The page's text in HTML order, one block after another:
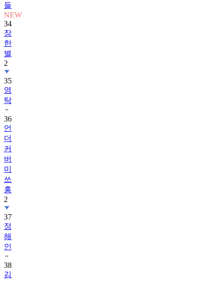
들
NEW
34
장
한
별
2
35
영
탁
36
언
더
커
버
미
쓰
홍
2
37
정
해
인
38
김